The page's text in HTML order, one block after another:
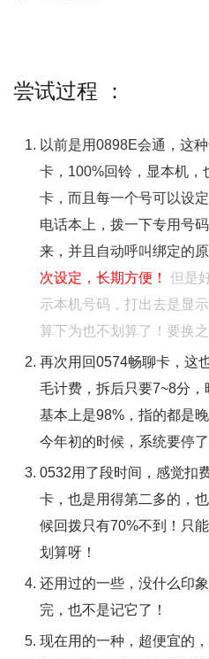
尝试过程 ：
以前是用0898E会通，这
卡，100%回铃，显本机，
卡，而且每一个号可以设
电话本上，拨一下专用号
来，并且自动呼叫绑定的
次设定，长期方便！ 但是
示本机号码，打出去是显
算下为也不划算了！要换之
再次用回0574畅聊卡，这
毛计费，拆后只要7~8分
基本上是98%，指的都是
今年初的时候，系统要停
0532用了段时间，感觉扣
卡，也是用得第二多的，
候回拨只有70%不到！只
划算呀！
还用过的一些，没什么印
完，也不是记它了！
现在用的一种，超便宜的